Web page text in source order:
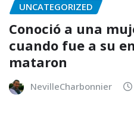
UNCATEGORIZED
Conoció a una
cuando fue a su
mataron
NevilleCharbonnier